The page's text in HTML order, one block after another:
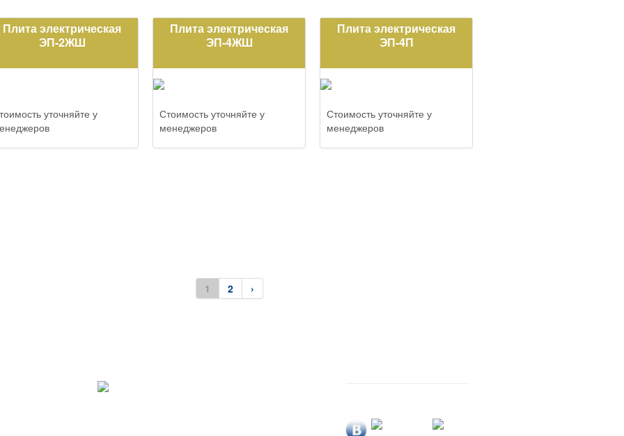
Плита электрическая
ЭП-2ЖШ
уточняйте у
Плита электрическая
ЭП-4ЖШ
Стоимость уточняйте у
менеджеров
Плита электрическая
ЭП-4П
Стоимость уточняйте у
менеджеров
1 2 ›